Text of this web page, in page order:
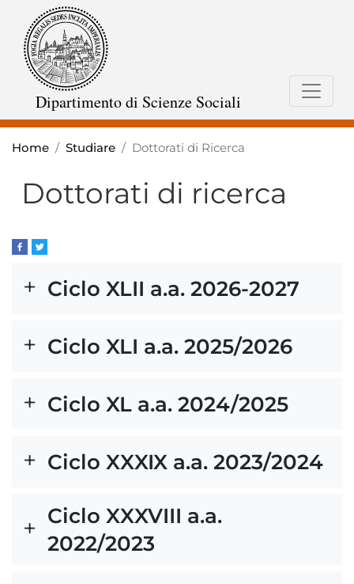
Dipartimento di Scienze Sociali
Home Studiare Dottorati di Ricerca
Dottorati di ricerca
Ciclo XLII a.a. 2026-2027
Ciclo XLI a.a. 2025/2026
Ciclo XL a.a. 2024/2025
Ciclo XXXIX a.a. 2023/2024
Ciclo XXXVIII a.a.
2022/2023